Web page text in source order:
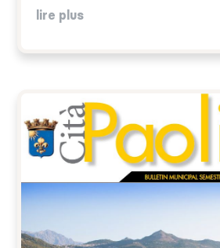
lire plus